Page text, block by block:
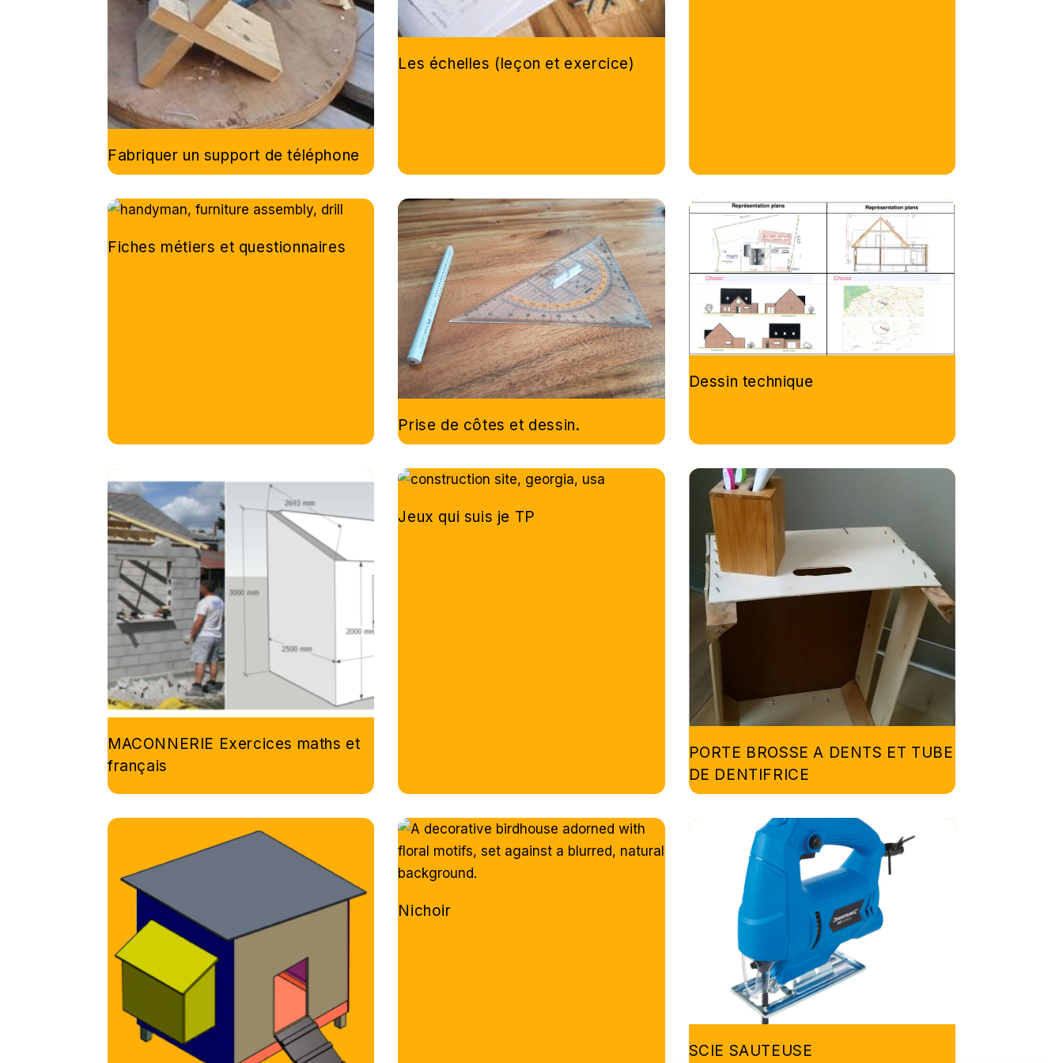
Fabriquer un support de téléphone
Les échelles (leçon et exercice)
Fiches métiers et questionnaires
Prise de côtes et dessin.
Dessin technique
MACONNERIE Exercices maths et
français
Jeux qui suis je TP
PORTE BROSSE A DENTS ET TUBE
DE DENTIFRICE
Nichoir
SCIE SAUTEUSE